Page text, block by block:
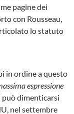
pagine dei
con Rousseau,
lo statuto
in ordine a questo
espressione
può dimenticarsi
nel settembre